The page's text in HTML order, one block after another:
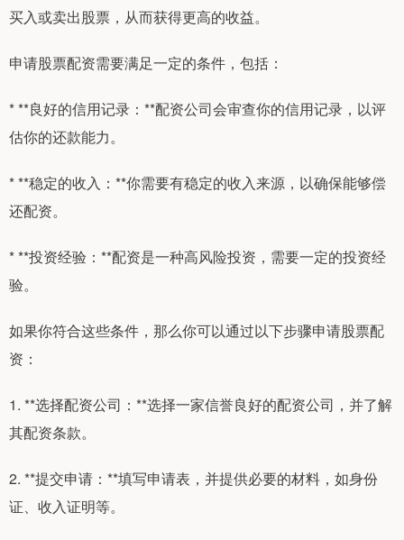
买入或卖出股票，从而获得更高的收益。
申请股票配资需要满足一定的条件，包括：
* **良好的信用记录：**配资公司会审查你的信用记录，以评
估你的还款能力。
* **稳定的收入：**你需要有稳定的收入来源，以确保能够偿
还配资。
* **投资经验：**配资是一种高风险投资，需要一定的投资经
验。
如果你符合这些条件，那么你可以通过以下步骤申请股票配
资：
1. **选择配资公司：**选择一家信誉良好的配资公司，并了解
其配资条款。
2. **提交申请：**填写申请表，并提供必要的材料，如身份
证、收入证明等。